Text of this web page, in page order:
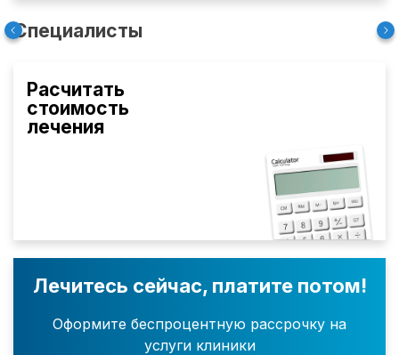
Специалисты
Расчитать
стоимость
лечения
Лечитесь сейчас, платите потом!
Оформите беспроцентную рассрочку на
услуги клиники